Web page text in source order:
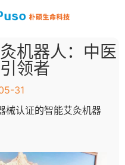
机器人：中医
领者
31
械认证的智能艾灸机器